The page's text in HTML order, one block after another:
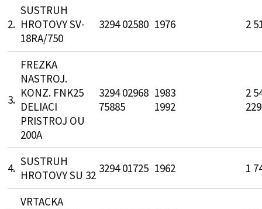
2.
SUSTRUH
HROTOVY SV-
18RA/750
3294 02580 1976 2
3.
FREZKA
NASTROJ.
KONZ. FNK25
DELIACI
PRISTROJ OU
200A
3294 02968
75885
1983
1992
2
4. SUSTRUH
HROTOVY SU 32 3294 01725 1962 1
VRTACKA